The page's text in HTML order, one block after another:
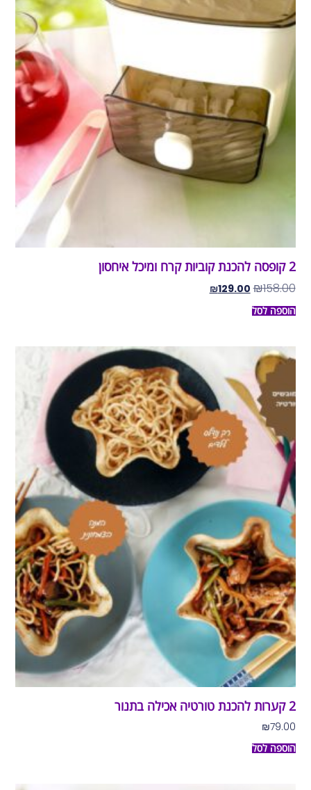
2 קופסה להכנת קוביות קרח ומיכל איחסון
₪158.00
₪129.00
הוספה לסל
2 קערות להכנת טורטיה אכילה בתנור
₪79.00
הוספה לסל